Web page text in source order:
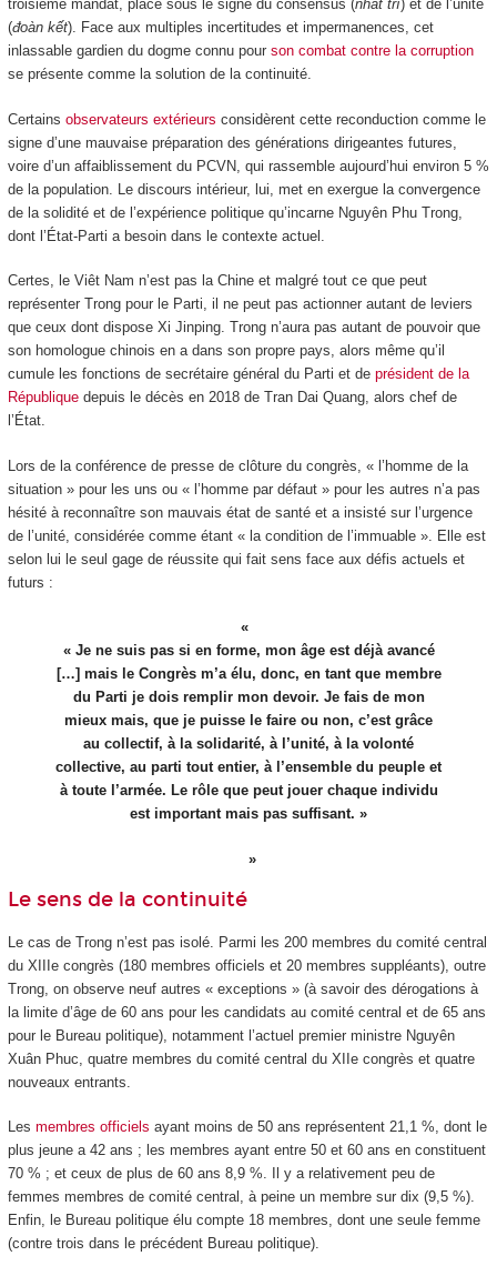
troisième mandat, placé sous le signe du consensus (nhất trí) et de l’unité
(đoàn kết). Face aux multiples incertitudes et impermanences, cet
inlassable gardien du dogme connu pour son combat contre la corruption
se présente comme la solution de la continuité.
Certains observateurs extérieurs considèrent cette reconduction comme le
signe d’une mauvaise préparation des générations dirigeantes futures,
voire d’un affaiblissement du PCVN, qui rassemble aujourd’hui environ 5 %
de la population. Le discours intérieur, lui, met en exergue la convergence
de la solidité et de l’expérience politique qu’incarne Nguyên Phu Trong,
dont l’État-Parti a besoin dans le contexte actuel.
Certes, le Viêt Nam n’est pas la Chine et malgré tout ce que peut
représenter Trong pour le Parti, il ne peut pas actionner autant de leviers
que ceux dont dispose Xi Jinping. Trong n’aura pas autant de pouvoir que
son homologue chinois en a dans son propre pays, alors même qu’il
cumule les fonctions de secrétaire général du Parti et de président de la
Républiquedepuis le décès en 2018 de Tran Dai Quang, alors chef de
l’État.
Lors de la conférence de presse de clôture du congrès, « l’homme de la
situation » pour les uns ou « l’homme par défaut » pour les autres n’a pas
hésité à reconnaître son mauvais état de santé et a insisté sur l’urgence
de l’unité, considérée comme étant « la condition de l’immuable ». Elle est
selon lui le seul gage de réussite qui fait sens face aux défis actuels et
futurs :
« Je ne suis pas si en forme, mon âge est déjà avancé
[…] mais le Congrès m’a élu, donc, en tant que membre
du Parti je dois remplir mon devoir. Je fais de mon
mieux mais, que je puisse le faire ou non, c’est grâce
au collectif, à la solidarité, à l’unité, à la volonté
collective, au parti tout entier, à l’ensemble du peuple et
à toute l’armée. Le rôle que peut jouer chaque individu
est important mais pas suffisant. »
Le sens de la continuité
Le cas de Trong n’est pas isolé. Parmi les 200 membres du comité central
du XIII econgrès (180 membres officiels et 20 membres suppléants), outre
Trong, on observe neuf autres « exceptions » (à savoir des dérogations à
la limite d’âge de 60 ans pour les candidats au comité central et de 65 ans
pour le Bureau politique), notamment l’actuel premier ministre Nguyên
Xuân Phuc, quatre membres du comité central du XII econgrès et quatre
nouveaux entrants.
Les membres officiels ayant moins de 50 ans représentent 21,1 %, dont le
plus jeune a 42 ans ; les membres ayant entre 50 et 60 ans en constituent
70 % ; et ceux de plus de 60 ans 8,9 %. Il y a relativement peu de
femmes membres de comité central, à peine un membre sur dix (9,5 %).
Enfin, le Bureau politique élu compte 18 membres, dont une seule femme
(contre trois dans le précédent Bureau politique).